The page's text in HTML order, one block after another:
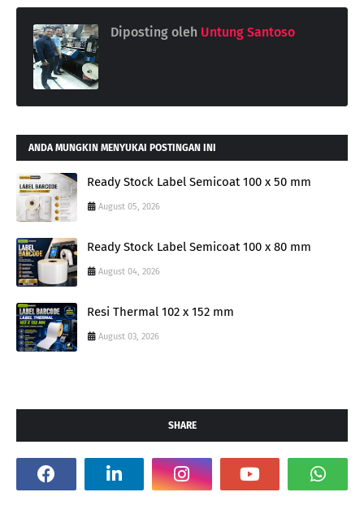
Diposting oleh Untung Santoso
ANDA MUNGKIN MENYUKAI POSTINGAN INI
Ready Stock Label Semicoat 100 x 50 mm
August 05, 2026
Ready Stock Label Semicoat 100 x 80 mm
August 04, 2026
Resi Thermal 102 x 152 mm
August 03, 2026
SHARE